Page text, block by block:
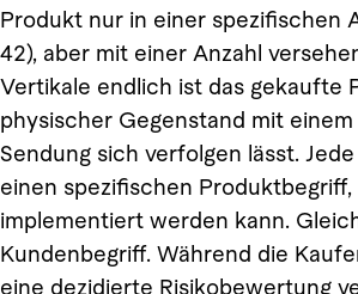
Produkt nur in einer spezifischen
42), aber mit einer Anzahl
Vertikale endlich ist das gekaufte
physischer Gegenstand mit
Sendung sich verfolgen lässt.
einen spezifischen Produktbegriff,
implementiert werden kann.
Kundenbegriff. Während die
eine dezidierte Risikobewertung